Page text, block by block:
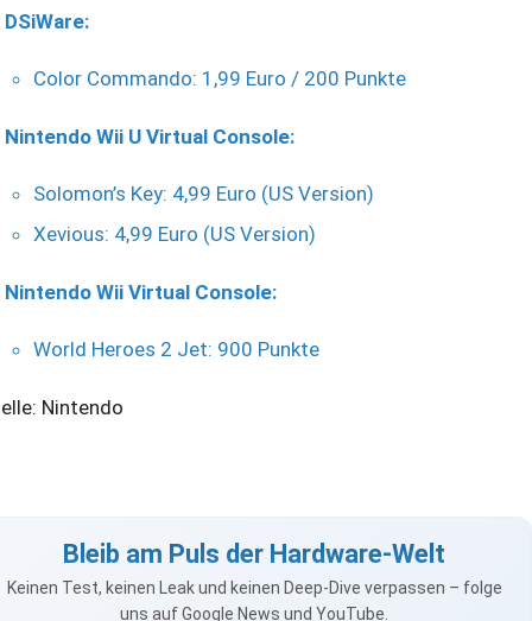
DSiWare:
Color Commando: 1,99 Euro / 200 Punkte
Nintendo Wii U Virtual Console:
Solomon’s Key: 4,99 Euro (US Version)
Xevious: 4,99 Euro (US Version)
Nintendo Wii Virtual Console:
World Heroes 2 Jet: 900 Punkte
Nintendo
Bleib am Puls der Hardware-Welt
Keinen Test, keinen Leak und keinen Deep-Dive verpassen – folge
uns auf Google News und YouTube.